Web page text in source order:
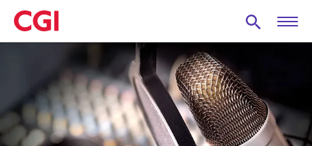
Skip
to
main